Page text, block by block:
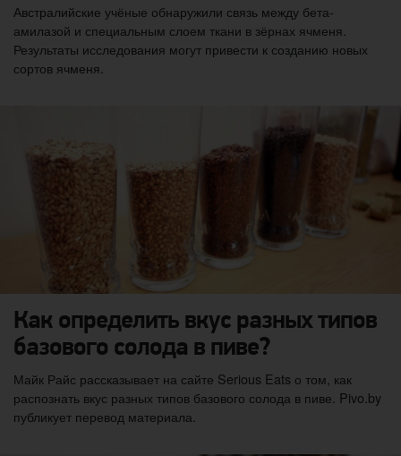
Австралийские учёные обнаружили связь между бета-
амилазой и специальным слоем ткани в зёрнах ячменя.
Результаты исследования могут привести к созданию новых
сортов ячменя.
Как определить вкус разных типов
базового солода в пиве?
Майк Райс рассказывает на сайте Serious Eats о том, как
распознать вкус разных типов базового солода в пиве. Pivo.by
публикует перевод материала.